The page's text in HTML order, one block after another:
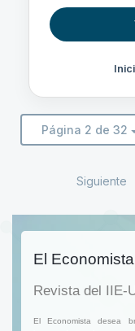
Página 2 de 32
Siguiente